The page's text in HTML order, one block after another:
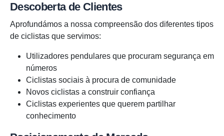
Descoberta de Clientes
Aprofundámos a nossa compreensão dos diferentes tipos
de ciclistas que servimos:
Utilizadores pendulares que procuram segurança em
números
Ciclistas sociais à procura de comunidade
Novos ciclistas a construir confiança
Ciclistas experientes que querem partilhar
conhecimento